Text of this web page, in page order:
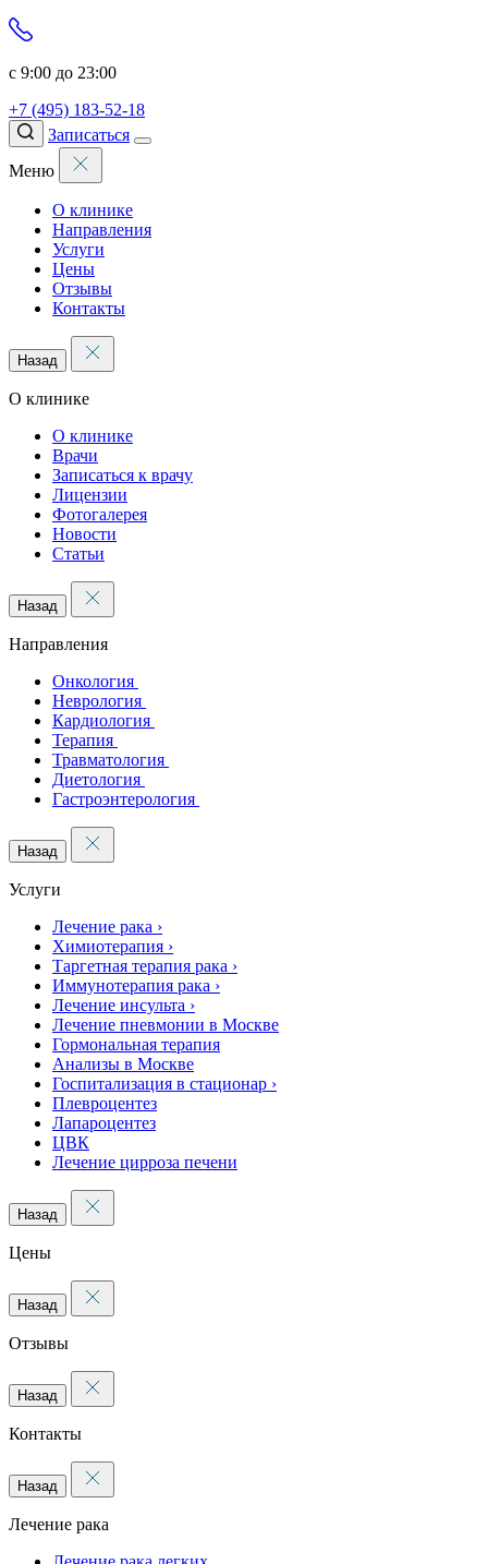
с 9:00 до 23:00
+7 (495) 183-52-18
Записаться
Меню
О клинике
Направления
Услуги
Цены
Отзывы
Контакты
Назад
О клинике
О клинике
Врачи
Записаться к врачу
Лицензии
Фотогалерея
Новости
Статьи
Назад
Направления
Онкология
Неврология
Кардиология
Терапия
Травматология
Диетология
Гастроэнтерология
Назад
Услуги
Лечение рака ›
Химиотерапия ›
Таргетная терапия рака ›
Иммунотерапия рака ›
Лечение инсульта ›
Лечение пневмонии в Москве
Гормональная терапия
Анализы в Москве
Госпитализация в стационар ›
Плевроцентез
Лапароцентез
ЦВК
Лечение цирроза печени
Назад
Цены
Назад
Отзывы
Назад
Контакты
Назад
Лечение рака